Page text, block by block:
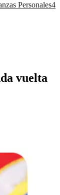
Personales4
vuelta